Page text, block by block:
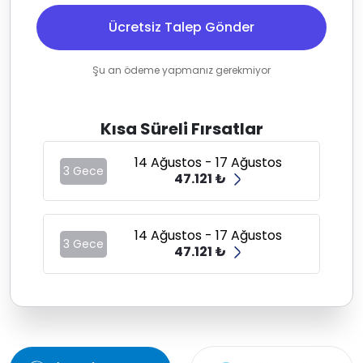
Ücretsiz Talep Gönder
Şu an ödeme yapmanız gerekmiyor
Kısa Süreli Fırsatlar
3 Gece
14 Ağustos - 17 Ağustos
47.121 ₺
3 Gece
14 Ağustos - 17 Ağustos
47.121 ₺